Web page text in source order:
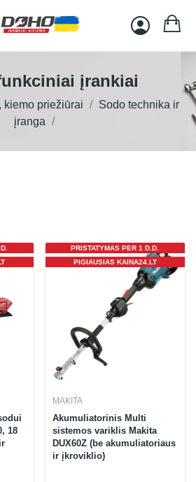
įrankiai
kiemo priežiūrai
Sodo technika ir
įranga
18
PIGIAUSIAS KAINA24.LT
PRISTATYMAS PER 1 D.D.
MAKITA
Akumuliatorinis Multi
sistemos variklis Makita
DUX60Z (be akumuliatoriaus
ir įkroviklio)